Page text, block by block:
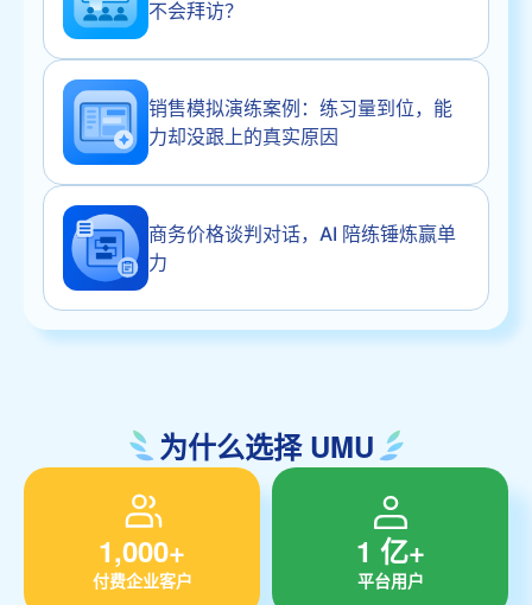
不会拜访？
销售模拟演练案例：练习量到位，能
力却没跟上的真实原因
商务价格谈判对话，AI 陪练锤炼赢单
力
为什么选择 UMU
1,000+
付费企业客户
1 亿+
平台用户